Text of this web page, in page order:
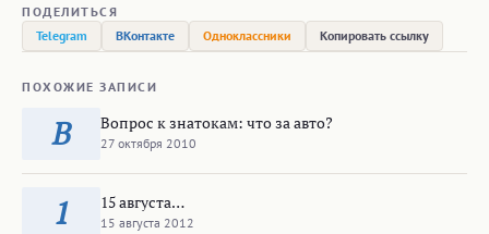
ПОДЕЛИТЬСЯ
Telegram
ВКонтакте Одноклассники Копировать ссылку
ПОХОЖИЕ ЗАПИСИ
В Вопрос к знатокам: что за авто?
27 октября 2010
1 15 августа…
15 августа 2012